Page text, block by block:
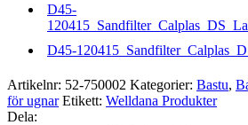
D45-
D45-
Artikelnr: 52-750002 Kategorier: Bastu,
för ugnar Etikett: Welldana Produkter
Dela: